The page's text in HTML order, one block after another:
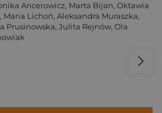
Ancerowicz, Marta Bijan, Oktawia
, Maria Lichoń, Aleksandra Muraszka,
Prusinowska, Julita Rejnów, Ola